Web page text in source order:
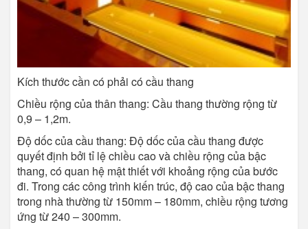
Kích thước cần có phải có cầu thang
Chiều rộng của thân thang: Cầu thang thường rộng từ
0,9 – 1,2m.
Độ dốc của cầu thang: Độ dốc của cầu thang được
quyết định bởi tỉ lệ chiều cao và chiều rộng của bậc
thang, có quan hệ mật thiết với khoảng rộng của bước
đi. Trong các công trình kiến trúc, độ cao của bậc thang
trong nhà thường từ 150mm – 180mm, chiều rộng tương
ứng từ 240 – 300mm.